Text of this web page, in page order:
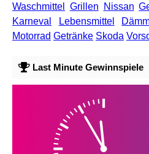
Waschmittel Grillen Nissan
Karneval
Lebensmittel
Motorrad Getränke Skoda
Last Minute Gewinnspiele